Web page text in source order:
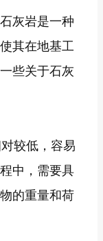
灰岩是一种
其在地基工
些关于石灰
较低，容易
中，需要具
的重量和荷